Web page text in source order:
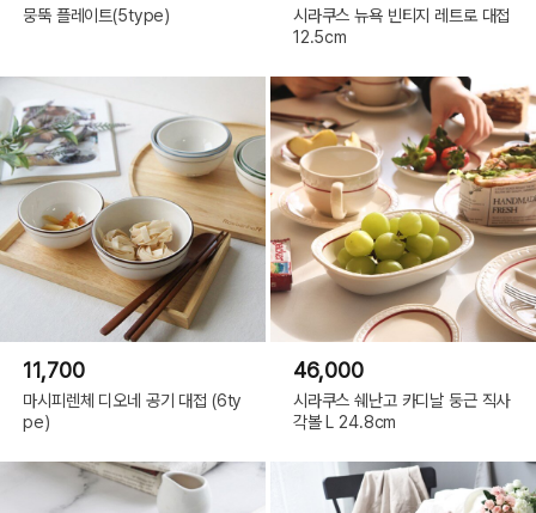
뭉뚝 플레이트(5type)
시라쿠스 뉴욕 빈티지 레트로 대접
12.5cm
11,700
마시피렌체 디오네 공기 대접 (6ty
pe)
46,000
시라쿠스 쉐난고 카디날 둥근 직사
각볼 L 24.8cm